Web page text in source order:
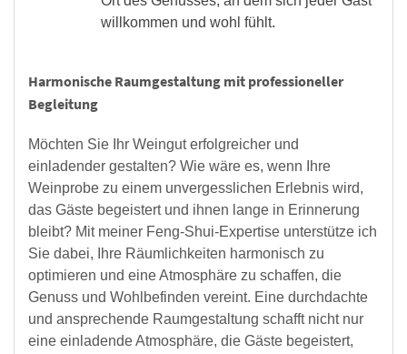
willkommen und wohl fühlt.
Harmonische Raumgestaltung mit professioneller
Begleitung
Möchten Sie Ihr Weingut erfolgreicher und
einladender gestalten? Wie wäre es, wenn Ihre
Weinprobe zu einem unvergesslichen Erlebnis wird,
das Gäste begeistert und ihnen lange in Erinnerung
bleibt? Mit meiner Feng-Shui-Expertise unterstütze ich
Sie dabei, Ihre Räumlichkeiten harmonisch zu
optimieren und eine Atmosphäre zu schaffen, die
Genuss und Wohlbefinden vereint. Eine durchdachte
und ansprechende Raumgestaltung schafft nicht nur
eine einladende Atmosphäre, die Gäste begeistert,